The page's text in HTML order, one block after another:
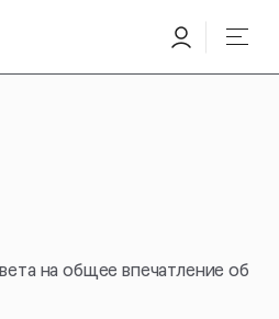
на общее впечатление об